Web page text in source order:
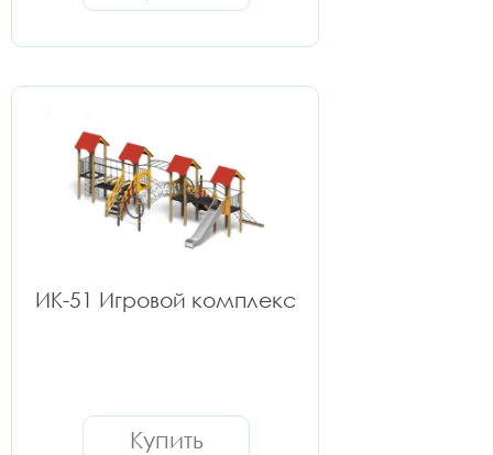
ИК-51 Игровой комплекс
Купить